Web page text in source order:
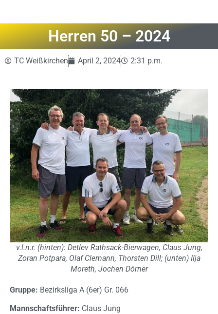
Herren 50 – 2024
TC Weißkirchen April 2, 2024 2:31 p.m.
v.l.n.r. (hinten): Detlev Rathsack-Bierwagen, Claus Jung,
Zoran Potpara, Olaf Clemann, Thorsten Dill; (unten) Ilja
Moreth, Jochen Dörner
Gruppe: Bezirksliga A (6er) Gr. 066
Mannschaftsführer: Claus Jung